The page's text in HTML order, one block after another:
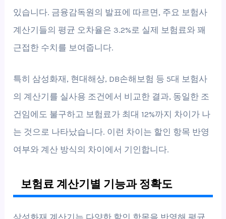
있습니다. 금융감독원의 발표에 따르면, 주요 보험사
계산기들의 평균 오차율은 3.2%로 실제 보험료와 꽤
근접한 수치를 보여줍니다.
특히 삼성화재, 현대해상, DB손해보험 등 5대 보험사
의 계산기를 실사용 조건에서 비교한 결과, 동일한 조
건임에도 불구하고 보험료가 최대 12%까지 차이가 나
는 것으로 나타났습니다. 이런 차이는 할인 항목 반영
여부와 계산 방식의 차이에서 기인합니다.
보험료 계산기별 기능과 정확도